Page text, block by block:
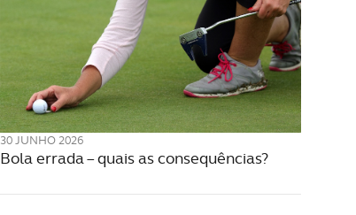
30 JUNHO 2026
Bola errada – quais as consequências?